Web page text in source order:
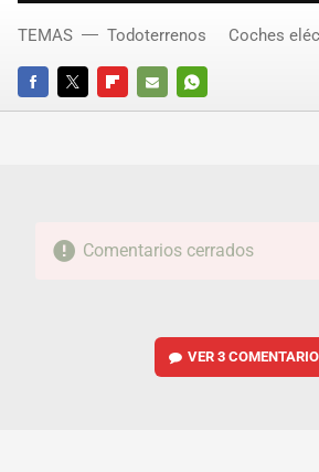
FACEBOOKTWITTERFLIPBOARD
E-
WHATSAPP
TEMAS Todoterrenos Coches
Comentarios cerrados
VER3